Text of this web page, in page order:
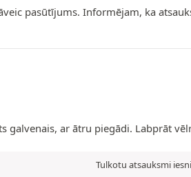
pasūtījums. Informējam, ka
galvenais, ar ātru piegādi. Labprāt
Tulkotu atsauksmi